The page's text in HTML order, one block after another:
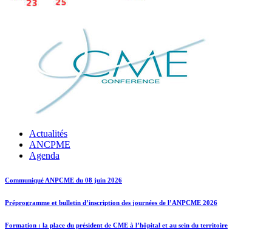
Actualités
ANCPME
Agenda
Communiqué ANPCME du 08 juin 2026
Préprogramme et bulletin d’inscription des journées de l’ANPCME 2026
Formation : la place du président de CME à l’hôpital et au sein du territoire